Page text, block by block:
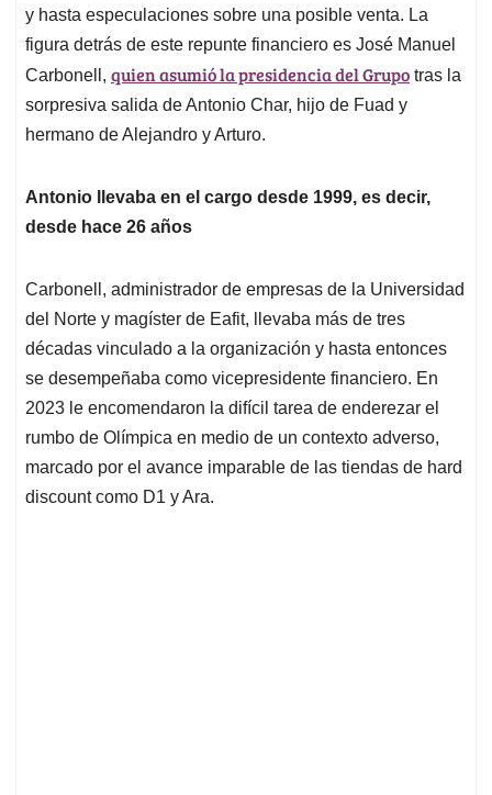
y hasta especulaciones sobre una posible venta. La
figura detrás de este repunte financiero es José Manuel
Carbonell, quien asumió la presidencia del Grupo tras la
sorpresiva salida de Antonio Char, hijo de Fuad y
hermano de Alejandro y Arturo.
Antonio llevaba en el cargo desde 1999, es decir,
desde hace 26 años
Carbonell, administrador de empresas de la Universidad
del Norte y magíster de Eafit, llevaba más de tres
décadas vinculado a la organización y hasta entonces
se desempeñaba como vicepresidente financiero. En
2023 le encomendaron la difícil tarea de enderezar el
rumbo de Olímpica en medio de un contexto adverso,
marcado por el avance imparable de las tiendas de hard
discount como D1 y Ara.